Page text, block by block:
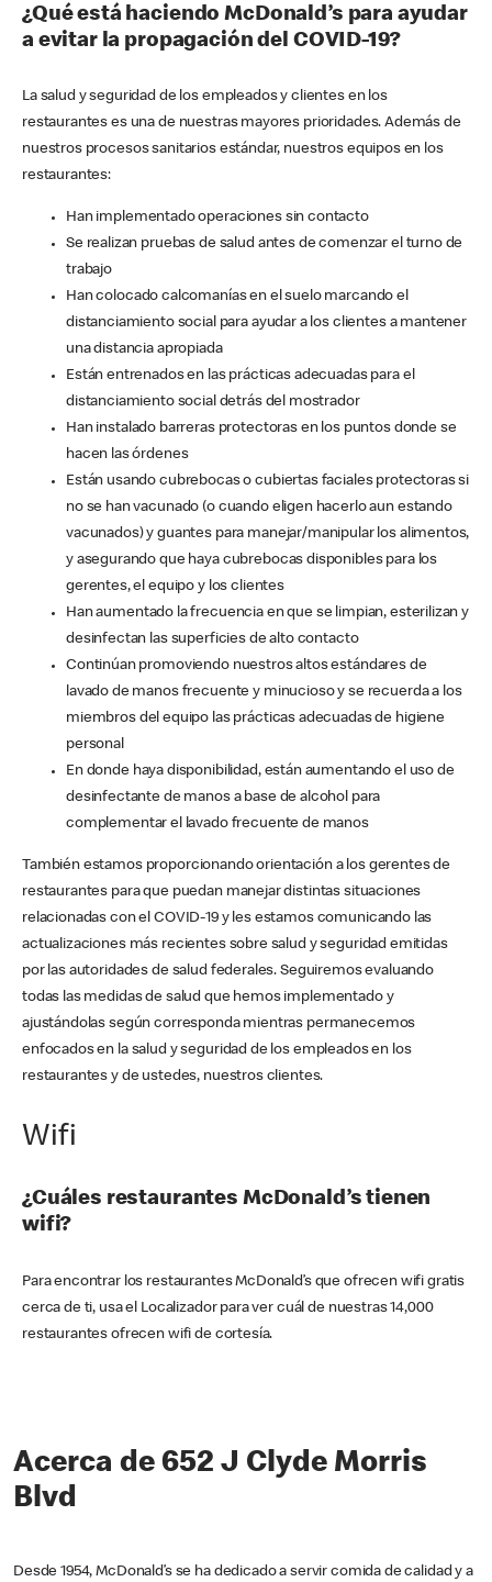
¿Qué está haciendo McDonald’s para ayudar
a evitar la propagación del COVID-19?
La salud y seguridad de los empleados y clientes en los
restaurantes es una de nuestras mayores prioridades. Además de
nuestros procesos sanitarios estándar, nuestros equipos en los
restaurantes:
Han implementado operaciones sin contacto
Se realizan pruebas de salud antes de comenzar el turno de
trabajo
Han colocado calcomanías en el suelo marcando el
distanciamiento social para ayudar a los clientes a mantener
una distancia apropiada
Están entrenados en las prácticas adecuadas para el
distanciamiento social detrás del mostrador
Han instalado barreras protectoras en los puntos donde se
hacen las órdenes
Están usando cubrebocas o cubiertas faciales protectoras si
no se han vacunado (o cuando eligen hacerlo aun estando
vacunados) y guantes para manejar/manipular los alimentos,
y asegurando que haya cubrebocas disponibles para los
gerentes, el equipo y los clientes
Han aumentado la frecuencia en que se limpian, esterilizan y
desinfectan las superficies de alto contacto
Continúan promoviendo nuestros altos estándares de
lavado de manos frecuente y minucioso y se recuerda a los
miembros del equipo las prácticas adecuadas de higiene
personal
En donde haya disponibilidad, están aumentando el uso de
desinfectante de manos a base de alcohol para
complementar el lavado frecuente de manos
También estamos proporcionando orientación a los gerentes de
restaurantes para que puedan manejar distintas situaciones
relacionadas con el COVID-19 y les estamos comunicando las
actualizaciones más recientes sobre salud y seguridad emitidas
por las autoridades de salud federales. Seguiremos evaluando
todas las medidas de salud que hemos implementado y
ajustándolas según corresponda mientras permanecemos
enfocados en la salud y seguridad de los empleados en los
restaurantes y de ustedes, nuestros clientes.
Wifi
¿Cuáles restaurantes McDonald’s tienen
wifi?
Para encontrar los restaurantes McDonald’s que ofrecen wifi gratis
cerca de ti, usa el Localizador para ver cuál de nuestras 14,000
restaurantes ofrecen wifi de cortesía.
Acerca de 652 J Clyde Morris
Blvd
Desde 1954, McDonald’s se ha dedicado a servir comida de calidad y a